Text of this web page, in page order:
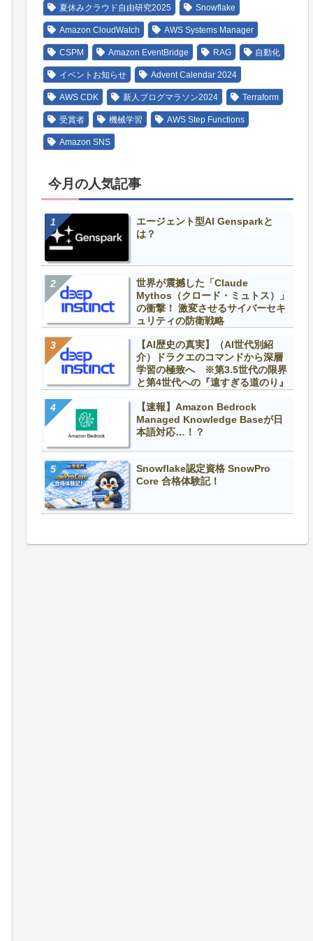
夏休みクラウド自由研究2025 Snowflake
Amazon CloudWatch AWS Systems Manager
CSPM Amazon EventBridge RAG 自動化
イベントお知らせ Advent Calendar 2024
AWS CDK 新人ブログマラソン2024 Terraform
受賞者 機械学習 AWS Step Functions
Amazon SNS
今月の人気記事
エージェント型AI Gensparkと
は？
世界が震撼した「Claude
Mythos（クロード・ミュトス）」
の衝撃！ 激変させるサイバーセキ
ュリティの防衛戦略
【AI歴史の真実】（AI世代別紹
介）ドラクエのコマンドから深層
学習の極致へ ※第3.5世代の限界
と第4世代への『遠すぎる道のり』
【速報】Amazon Bedrock
Managed Knowledge Baseが日
本語対応…！？
Snowflake認定資格 SnowPro
Core 合格体験記！